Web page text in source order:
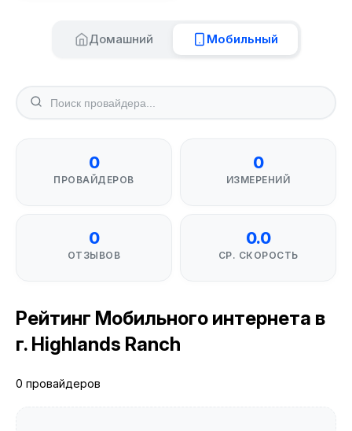
Домашний Мобильный
0
ПРОВАЙДЕРОВ
0
ИЗМЕРЕНИЙ
0
ОТЗЫВОВ
0.0
СР. СКОРОСТЬ
Рейтинг Мобильного интернета в
г. Highlands Ranch
0 провайдеров